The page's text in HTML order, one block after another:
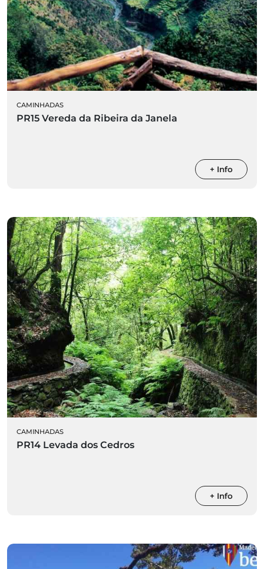
CAMINHADAS
PR15 Vereda da Ribeira da Janela
+ Info
CAMINHADAS
PR14 Levada dos Cedros
+ Info